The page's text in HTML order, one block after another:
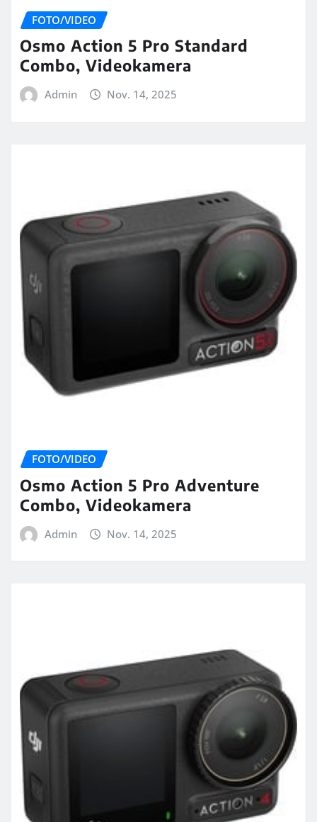
FOTO/VIDEO
Osmo Action 5 Pro Standard
Combo, Videokamera
Admin Nov. 14, 2025
FOTO/VIDEO
Osmo Action 5 Pro Adventure
Combo, Videokamera
Admin Nov. 14, 2025